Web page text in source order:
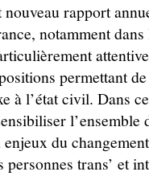
rapport
notamment
permettant
à l’état civil. Dans
l’ensemble
du
trans’ et